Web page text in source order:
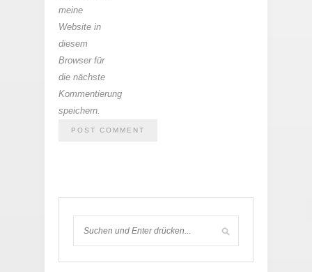
meine
Website in
diesem
Browser für
die nächste
Kommentierung
speichern.